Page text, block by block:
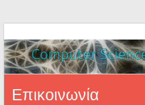
Επικοινωνία